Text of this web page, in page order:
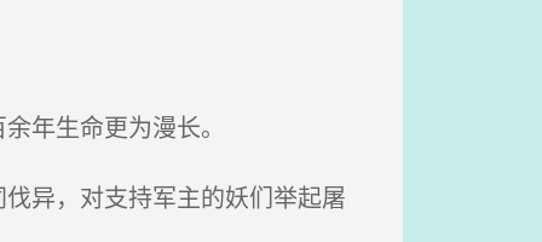
年生命更为漫长。
异，对支持军主的妖们举起屠